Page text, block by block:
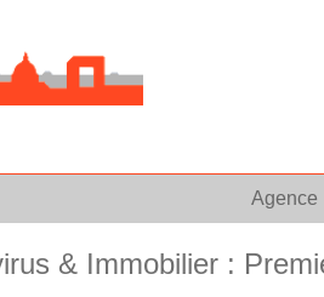
Agence
& Immobilier :